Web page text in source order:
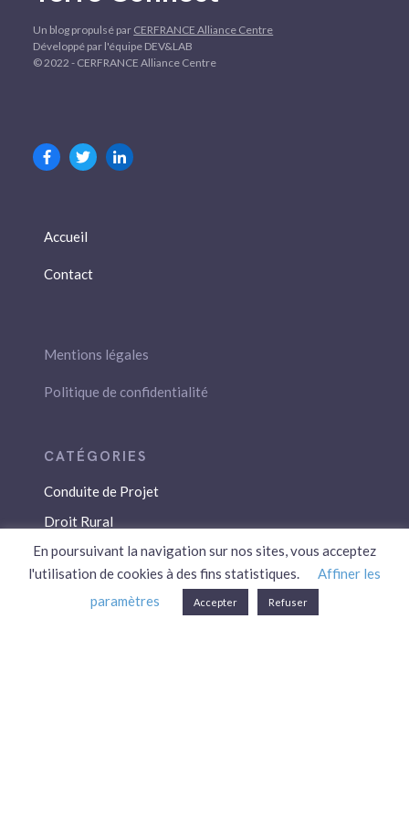
Un blog propulsé par CERFRANCE Alliance Centre
Développé par l'équipe DEV&LAB
© 2022 - CERFRANCE Alliance Centre
Accueil
Contact
Mentions légales
Politique de confidentialité
Conduite de Projet
Droit Rural
Droit Social
Économie / Gestion
Environnement
En poursuivant la navigation sur nos sites, vous acceptez
l'utilisation de cookies à des fins statistiques.
Affiner les
paramètres
Accepter Refuser